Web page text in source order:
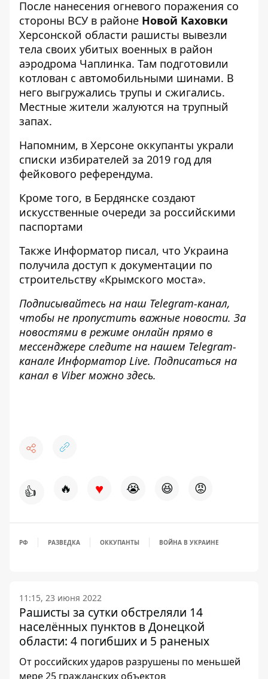
После нанесения огневого поражения со
стороны ВСУ в районе Новой Каховки
Херсонской области рашисты вывезли
тела своих убитых военных в район
аэродрома Чаплинка. Там подготовили
котлован с автомобильными шинами. В
него выгружались трупы и сжигались.
Местные жители жалуются на трупный
запах.
Напомним, в Херсоне оккупанты украли
списки избирателей за 2019 год для
фейкового референдума.
Кроме того, в Бердянске создают
искусственные очереди за российскими
паспортами
Также Информатор писал, что Украина
получила доступ к документации по
строительству «Крымского моста».
Подписывайтесь на наш Telegram-канал,
чтобы не пропустить важные новости. За
новостями в режиме онлайн прямо в
мессенджере следите на нашем Telegram-
канале Информатор Live. Подписаться на
канал в Viber можно здесь.
👍 🔥 ♥ 😭 😆 😡
РФ РАЗВЕДКА ОККУПАНТЫ ВОЙНА В УКРАИНЕ
11:15, 23 июня 2022
Рашисты за сутки обстреляли 14
населённых пунктов в Донецкой
области: 4 погибших и 5 раненых
От российских ударов разрушены по меньшей
мере 25 гражданских объектов